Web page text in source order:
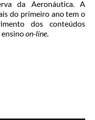
da Aeronáutica. A
do primeiro ano tem o
dos conteúdos
on-line.